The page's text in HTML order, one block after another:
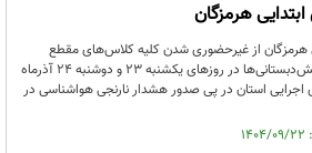
هرمزگان
هرمزگان از غیرحضوری شدن کلیه کلاس‌های مقطع
ابتدایی و تعطیلی مهدکودک‌ها پیش‌دبستانی‌ها در روزهای یکشنبه ۲۳ و دوشنبه ۲۴ آذرماه
استان در پی صدور هشدار نارنجی هواشناسی در